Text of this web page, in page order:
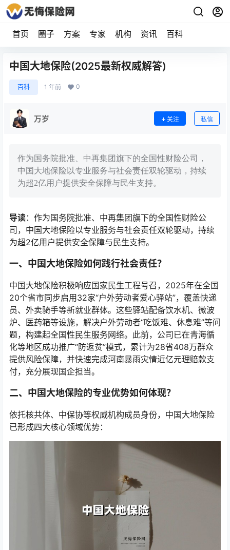
首页 圈子 方案 专家 机构 资讯 百科
中国大地保险(2025最新权威解答)
百科 1 年前 0
万岁 关注 私信
作为国务院批准、中再集团旗下的全国性财险公司，
中国大地保险以专业服务与社会责任双轮驱动，持续
为超2亿用户提供安全保障与民生支持。
导读：作为国务院批准、中再集团旗下的全国性财险公
司，中国大地保险以专业服务与社会责任双轮驱动，持续
为超2亿用户提供安全保障与民生支持。
一、中国大地保险如何践行社会责任？
中国大地保险积极响应国家民生工程号召，2025年在全国
20个省市同步启用32家“户外劳动者爱心驿站”，覆盖快递
员、外卖骑手等新就业群体。这些驿站配备饮水机、微波
炉、医药箱等设施，解决户外劳动者“吃饭难、休息难”等问
题，构建起全国性民生服务网络。此前，公司已在青海循
化等地区成功推广“防返贫”模式，累计为28省408万群众
提供风险保障，并快速完成河南暴雨灾情近亿元理赔款支
付，充分展现国企担当。
二、中国大地保险的专业优势如何体现？
依托核共体、中保协等权威机构成员身份，中国大地保险
已形成四大核心领域优势：